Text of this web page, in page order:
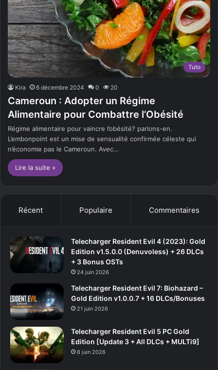
Tuto
Kira 6 décembre 2024 0 20
Cameroun : Adopter un Régime
Alimentaire pour Combattre l’Obésité
Régime alimentaire pour vaincre l’obésité? parlons-en.
L’embonpoint est un mise de sensualité confirmée céleste qui
n’économie pas le Cameroun. Avec…
Lire la suite »
Récent Populaire Commentaires
Telecharger Resident Evil 4 (2023): Gold
Edition v1.5.0.0 (Denuvoless) + 26 DLCs
+ 3 Bonus OSTs
24 juin 2026
Telecharger Resident Evil 7: Biohazard –
Gold Edition v1.0.0.7 + 16 DLCs/Bonuses
21 juin 2026
Telecharger Resident Evil 5 PC Gold
Edition [Update 3 + All DLCs + MULTi9]
8 juin 2026